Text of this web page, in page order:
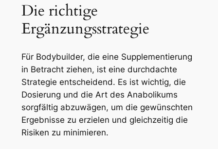
Die richtige
Ergänzungsstrategie
Für Bodybuilder, die eine Supplementierung
in Betracht ziehen, ist eine durchdachte
Strategie entscheidend. Es ist wichtig, die
Dosierung und die Art des Anabolikums
sorgfältig abzuwägen, um die gewünschten
Ergebnisse zu erzielen und gleichzeitig die
Risiken zu minimieren.